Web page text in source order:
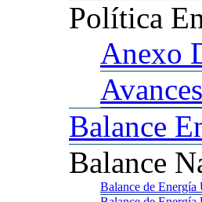
Política
Anexo
Avances
Balance
Balance
Balance de Energía